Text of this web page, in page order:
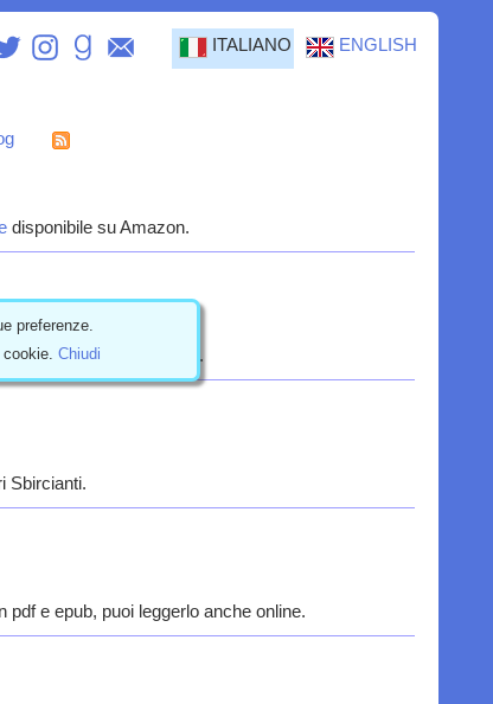
ITALIANO ENGLISH
disponibile su Amazon.
con "Giù in picchiata".
Sbircianti.
e epub, puoi leggerlo anche online.
preferenze.
Chiudi